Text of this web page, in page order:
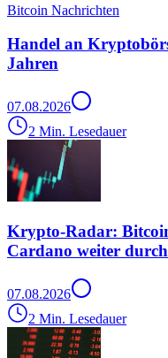
Bitcoin Nachrichten
Handel an
Jahren
07.08.2026
2 Min. Lesedauer
Krypto-Radar:
Cardano weiter
07.08.2026
2 Min. Lesedauer